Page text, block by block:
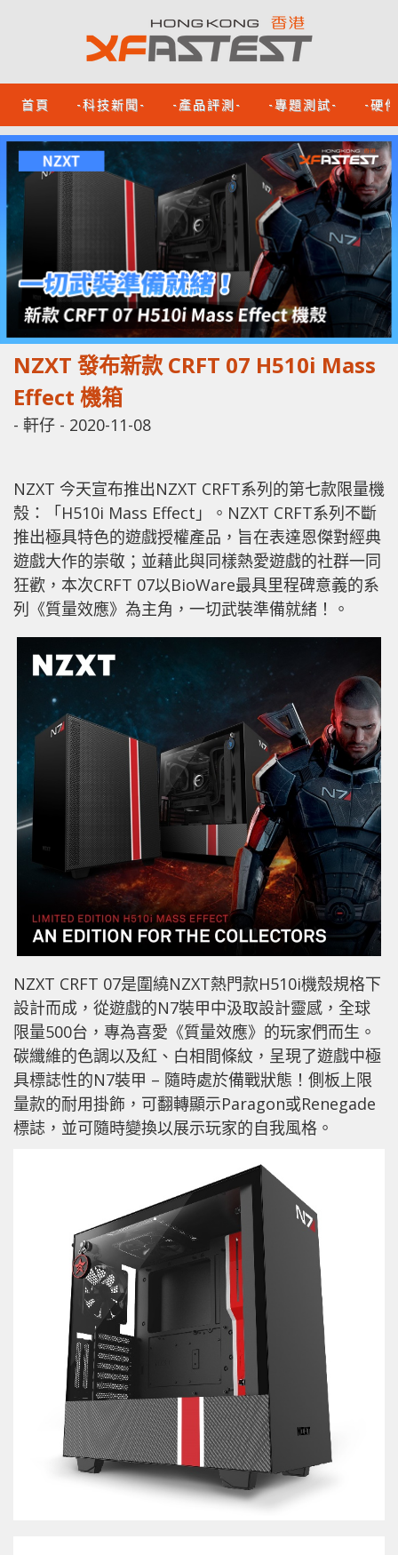
首頁 -科技新聞- -產品評測- -專題測試- -硬
NZXT 發布新款 CRFT 07 H510i Mass
Effect 機箱
- 軒仔 - 2020-11-08
NZXT 今天宣布推出NZXT CRFT系列的第七款限量機
殼：「H510i Mass Effect」。NZXT CRFT系列不斷
推出極具特色的遊戲授權產品，旨在表達恩傑對經典
遊戲大作的崇敬；並藉此與同樣熱愛遊戲的社群一同
狂歡，本次CRFT 07以BioWare最具里程碑意義的系
列《質量效應》為主角，一切武裝準備就緒！。
NZXT CRFT 07是圍繞NZXT熱門款H510i機殼規格下
設計而成，從遊戲的N7裝甲中汲取設計靈感，全球
限量500台，專為喜愛《質量效應》的玩家們而生。
碳纖維的色調以及紅、白相間條紋，呈現了遊戲中極
具標誌性的N7裝甲 – 隨時處於備戰狀態！側板上限
量款的耐用掛飾，可翻轉顯示Paragon或Renegade
標誌，並可隨時變換以展示玩家的自我風格。